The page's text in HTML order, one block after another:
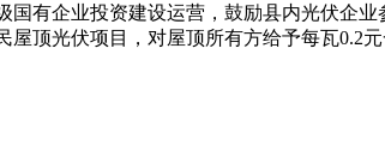
有企业投资建设运营，鼓励县内光伏企
顶光伏项目，对屋顶所有方给予每瓦0.2